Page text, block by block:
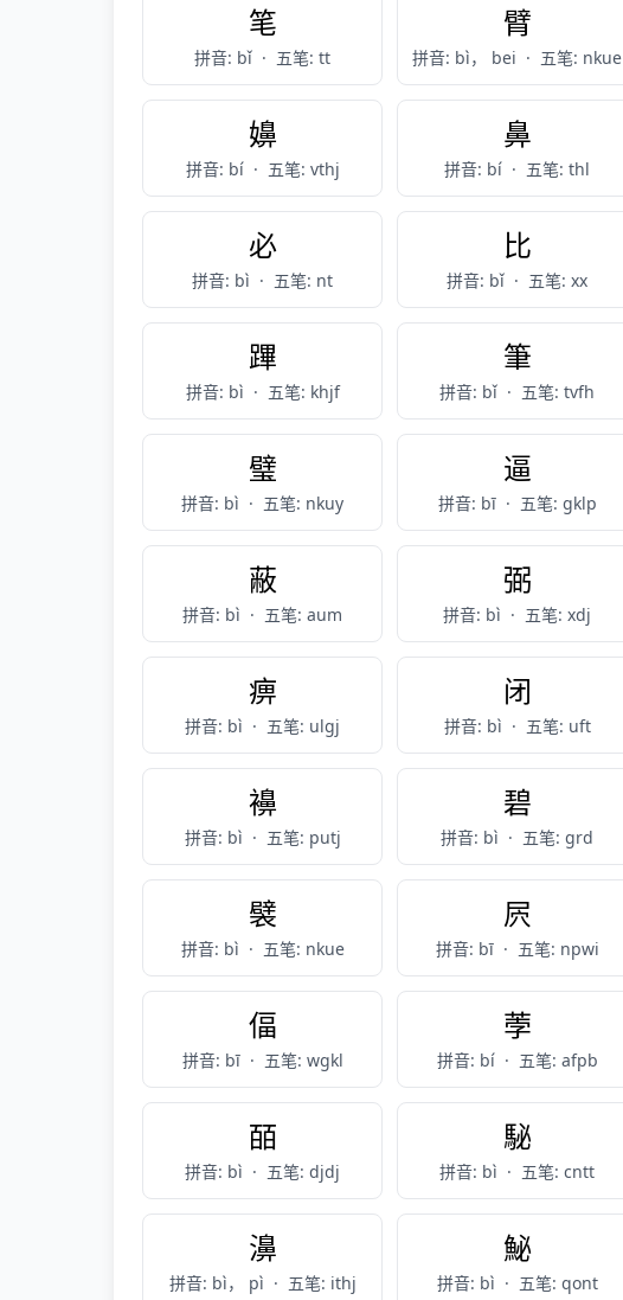
笔
拼音: bǐ · 五笔: tt
臂
拼音: bì， bei · 五笔: nkue
嬶
拼音: bí · 五笔: vthj
鼻
拼音: bí · 五笔: thl
必
拼音: bì · 五笔: nt
比
拼音: bǐ · 五笔: xx
蹕
拼音: bì · 五笔: khjf
筆
拼音: bǐ · 五笔: tvfh
璧
拼音: bì · 五笔: nkuy
逼
拼音: bī · 五笔: gklp
蔽
拼音: bì · 五笔: aum
弼
拼音: bì · 五笔: xdj
痹
拼音: bì · 五笔: ulgj
闭
拼音: bì · 五笔: uft
襣
拼音: bì · 五笔: putj
碧
拼音: bì · 五笔: grd
襞
拼音: bì · 五笔: nkue
屄
拼音: bī · 五笔: npwi
偪
拼音: bī · 五笔: wgkl
荸
拼音: bí · 五笔: afpb
皕
拼音: bì · 五笔: djdj
駜
拼音: bì · 五笔: cntt
濞
拼音: bì， pì · 五笔: ithj
鮅
拼音: bì · 五笔: qont